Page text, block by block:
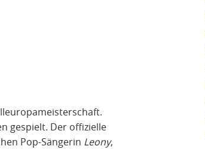
gespielt. Der offizielle
Pop-Sängerin Leony,